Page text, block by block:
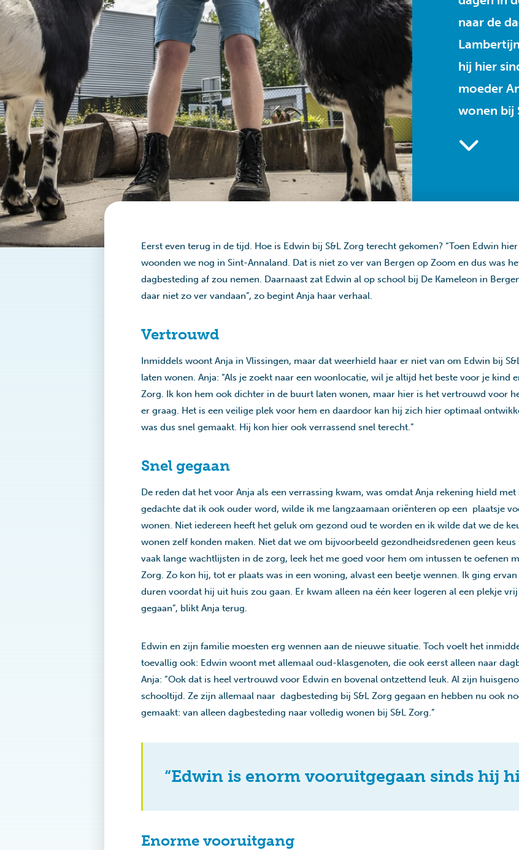
naar de
hij hier
moeder
wonen bij
Eerst even terug in de tijd. Hoe is Edwin bij S&L Zorg terecht gekomen? “Toen Edwin
woonden we nog in Sint-Annaland. Dat is niet zo ver van Bergen op Zoom en dus was
dagbesteding af zou nemen. Daarnaast zat Edwin al op school bij De Kameleon in
daar niet zo ver vandaan”, zo begint Anja haar verhaal.
Vertrouwd
Inmiddels woont Anja in Vlissingen, maar dat weerhield haar er niet van om Edwin bij
laten wonen. Anja: “Als je zoekt naar een woonlocatie, wil je altijd het beste voor je kind
Zorg. Ik kon hem ook dichter in de buurt laten wonen, maar hier is het vertrouwd voor
er graag. Het is een veilige plek voor hem en daardoor kan hij zich hier optimaal
was dus snel gemaakt. Hij kon hier ook verrassend snel terecht.”
Snel gegaan
De reden dat het voor Anja als een verrassing kwam, was omdat Anja rekening hield
gedachte dat ik ook ouder word, wilde ik me langzaamaan oriënteren op een plaatsje
wonen. Niet iedereen heeft het geluk om gezond oud te worden en ik wilde dat we de
wonen zelf konden maken. Niet dat we om bijvoorbeeld gezondheidsredenen geen
vaak lange wachtlijsten in de zorg, leek het me goed voor hem om intussen te oefenen
Zorg. Zo kon hij, tot er plaats was in een woning, alvast een beetje wennen. Ik ging
duren voordat hij uit huis zou gaan. Er kwam alleen na één keer logeren al een plekje
gegaan”, blikt Anja terug.
Edwin en zijn familie moesten erg wennen aan de nieuwe situatie. Toch voelt het
toevallig ook: Edwin woont met allemaal oud-klasgenoten, die ook eerst alleen naar
Anja: “Ook dat is heel vertrouwd voor Edwin en bovenal ontzettend leuk. Al zijn
schooltijd. Ze zijn allemaal naar dagbesteding bij S&L Zorg gegaan en hebben nu ook
gemaakt: van alleen dagbesteding naar volledig wonen bij S&L Zorg.”
“Edwin is enorm vooruitgegaan sinds hij
Enorme vooruitgang